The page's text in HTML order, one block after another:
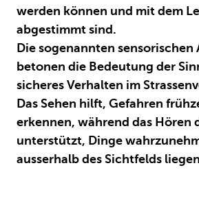
werden können und mit dem
abgestimmt sind.
Die sogenannten
betonen die Bedeutung der
sicheres Verhalten im
Das Sehen hilft, Gefahren
erkennen, während das Hören
unterstützt, Dinge
ausserhalb des Sichtfelds